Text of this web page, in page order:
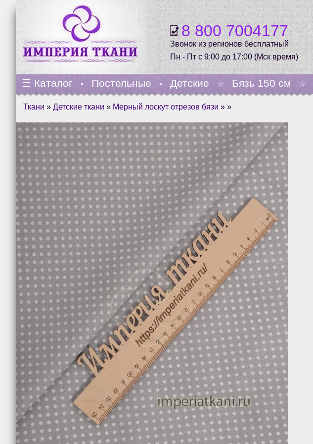
8 800 7004177
Звонок из регионов бесплатный
Пн - Пт с 9:00 до 17:00 (Мск время)
☰ Каталог • Постельные • Детские ☆ Бязь 150 см ☆
Ткани » Детские ткани » Мерный лоскут отрезов бязи » »